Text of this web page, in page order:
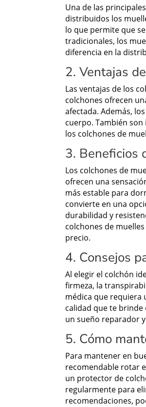
Una de las
distribuidos los
lo que permite que
tradicionales, los
diferencia en la
2. Ventajas
Las ventajas de los
colchones ofrecen
afectada. Además,
cuerpo. También
los colchones de
3. Beneficios
Los colchones de
ofrecen una
más estable para
convierte en una
durabilidad y
colchones de
precio.
4. Consejos
Al elegir el colchón
firmeza, la
médica que requiera
calidad que te brinde
un sueño reparador
5. Cómo
Para mantener en
recomendable rotar
un protector de
regularmente para
recomendaciones,